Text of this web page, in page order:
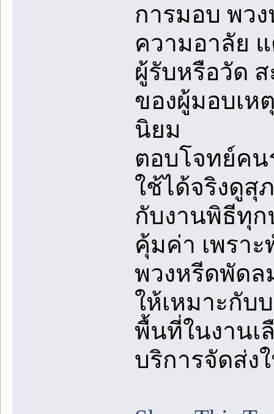
การมอบ พว
ความอาลัย
ผู้รับหรือวัด
ของผู้มอบเห
นิยม
ตอบโจทย์คน
ใช้ได้จริงดูสุ
กับงานพิธีทุก
คุ้มค่า เพรา
พวงหรีดพัดล
ให้เหมาะกับ
พื้นที่ในงาน
บริการจัดส่ง